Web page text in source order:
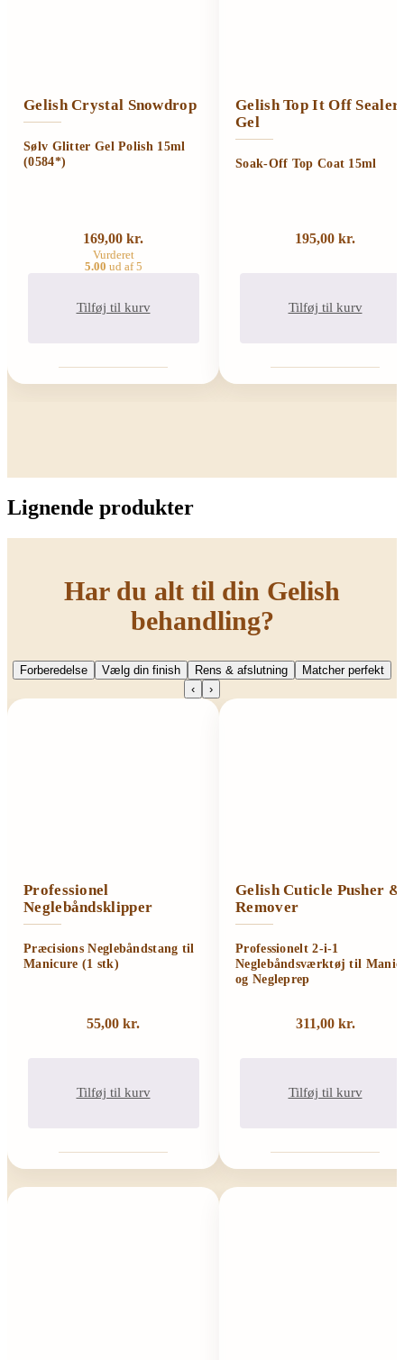
Gelish Crystal Snowdrop
Sølv Glitter Gel Polish 15ml
(0584*)
Vurderet
5.00 ud af 5
169,00 kr.
Tilføj til kurv
Gelish Top It Off Sealer
Gel
Soak-Off Top Coat 15ml
195,00 kr.
Tilføj til kurv
Lignende produkter
Har du alt til din Gelish
behandling?
Forberedelse Vælg din finish Rens & afslutning
Matcher perfekt
‹
›
Professionel
Neglebåndsklipper
Præcisions Neglebåndstang til
Manicure (1 stk)
55,00 kr.
Tilføj til kurv
Gelish Cuticle Pusher &
Remover
Professionelt 2-i-1
Neglebåndsværktøj til
og Negleprep
311,00 kr.
Tilføj til kurv